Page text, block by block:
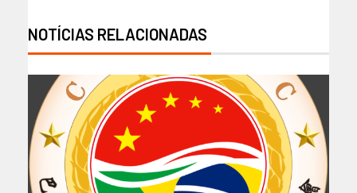
NOTÍCIAS RELACIONADAS